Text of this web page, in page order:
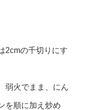
2cmの千切りにす
弱火でまま、にん
順に加え炒め